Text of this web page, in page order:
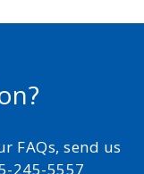
FAQs, send us
245-5557